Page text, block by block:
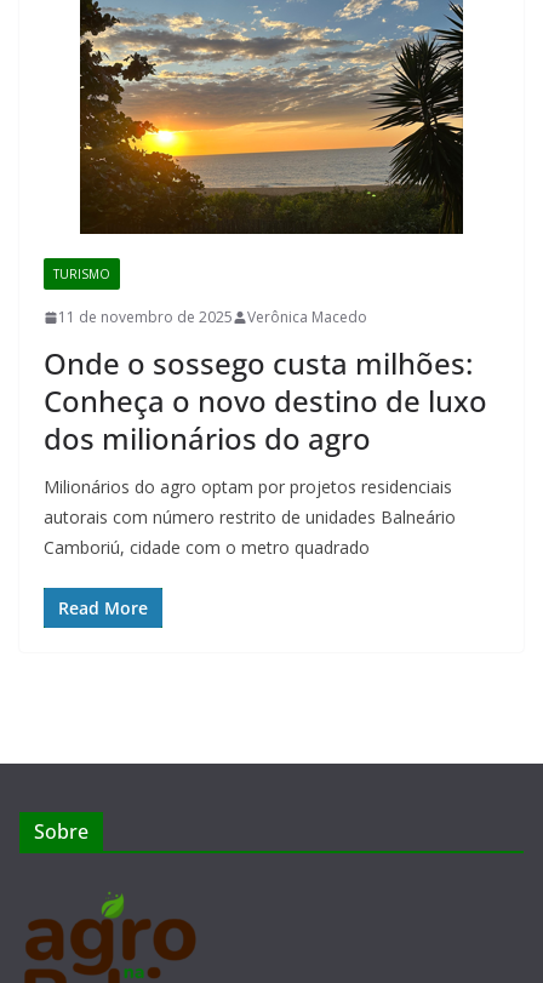
TURISMO
11 de novembro de 2025 Verônica Macedo
Onde o sossego custa milhões:
Conheça o novo destino de luxo
dos milionários do agro
Milionários do agro optam por projetos residenciais
autorais com número restrito de unidades Balneário
Camboriú, cidade com o metro quadrado
Read More
Sobre